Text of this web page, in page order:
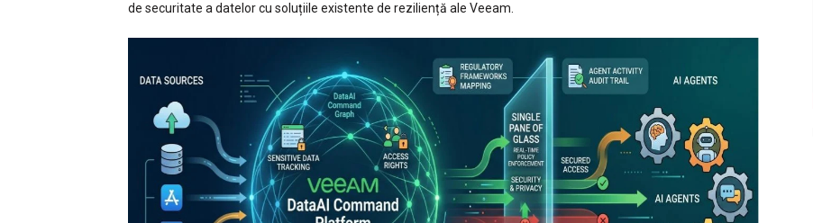
de securitate a datelor cu soluțiile existente de reziliență ale Veeam.